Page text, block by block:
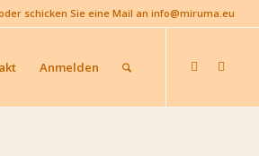
schicken Sie eine Mail an info@miruma.eu
Anmelden